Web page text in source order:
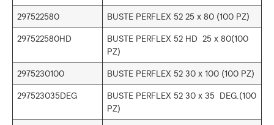
297522580 BUSTE PERFLEX 52 25 x 80 (100 PZ)
297522580HD
BUSTE PERFLEX 52 HD 25 x 80(100
PZ)
2975230100 BUSTE PERFLEX 52 30 x 100 (100 PZ)
297523035DEG
BUSTE PERFLEX 52 30 x 35 DEG.(100
PZ)